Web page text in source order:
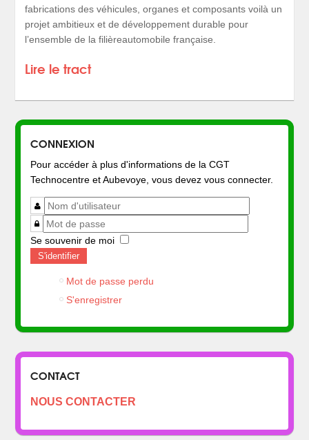
fabrications des véhicules, organes et composants voilà un
projet ambitieux et de développement durable pour
l’ensemble de la filièreautomobile française.
Lire le tract
CONNEXION
Pour accéder à plus d'informations de la CGT
Technocentre et Aubevoye, vous devez vous connecter.
Se souvenir de moi
S'identifier
Mot de passe perdu
S'enregistrer
CONTACT
NOUS CONTACTER